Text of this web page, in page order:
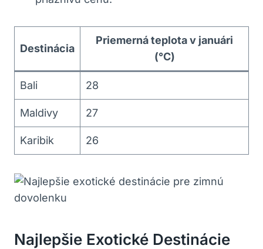
Destinácia
Priemerná teplota v januári
(°C)
Bali 28
Maldivy 27
Karibik 26
Najlepšie Exotické Destinácie